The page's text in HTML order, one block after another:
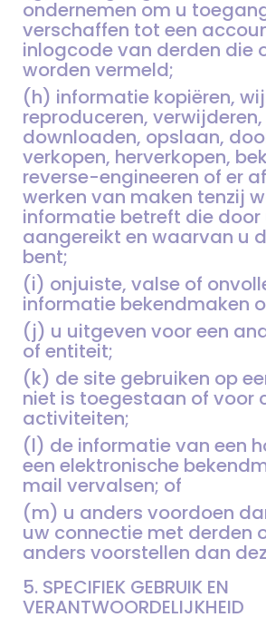
ondernemen om u
verschaffen tot een
inlogcode van derden die
worden vermeld;
(h) informatie kopiëren,
reproduceren,
downloaden, opslaan,
verkopen, herverkopen,
reverse-engineeren of er
werken van maken tenzij
informatie betreft die door
aangereikt en waarvan u
bent;
(i) onjuiste, valse of
informatie bekendmaken
(j) u uitgeven voor een
of entiteit;
(k) de site gebruiken op
niet is toegestaan of voor
activiteiten;
(l) de informatie van een
een elektronische
mail vervalsen; of
(m) u anders voordoen
uw connectie met derden
anders voorstellen dan
5. SPECIFIEK GEBRUIK EN
VERANTWOORDELIJKHEID